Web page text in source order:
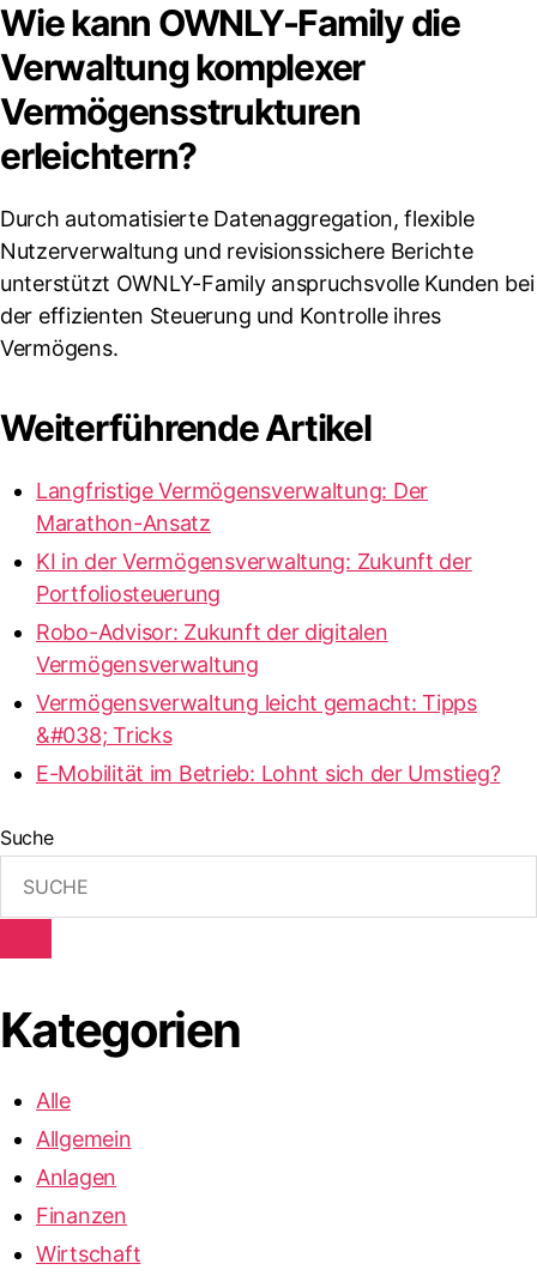
Wie kann OWNLY-Family die
Verwaltung komplexer
Vermögensstrukturen
erleichtern?
Durch automatisierte Datenaggregation, flexible
Nutzerverwaltung und revisionssichere Berichte
unterstützt OWNLY-Family anspruchsvolle Kunden bei
der effizienten Steuerung und Kontrolle ihres
Vermögens.
Weiterführende Artikel
Langfristige Vermögensverwaltung: Der
Marathon-Ansatz
KI in der Vermögensverwaltung: Zukunft der
Portfoliosteuerung
Robo-Advisor: Zukunft der digitalen
Vermögensverwaltung
Vermögensverwaltung leicht gemacht: Tipps
&#038; Tricks
E-Mobilität im Betrieb: Lohnt sich der Umstieg?
Suche
Kategorien
Alle
Allgemein
Anlagen
Finanzen
Wirtschaft